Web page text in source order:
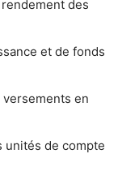
des
et de fonds
en
unités de compte